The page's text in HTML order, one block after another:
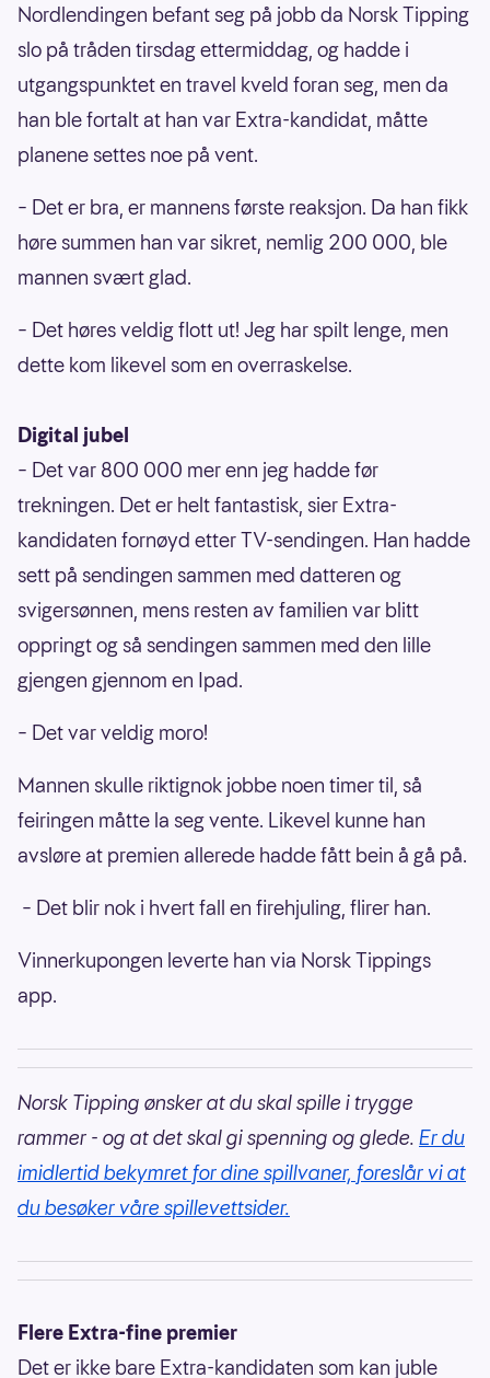
Nordlendingen befant seg på jobb da Norsk Tipping
slo på tråden tirsdag ettermiddag, og hadde i
utgangspunktet en travel kveld foran seg, men da
han ble fortalt at han var Extra-kandidat, måtte
planene settes noe på vent.
– Det er bra, er mannens første reaksjon. Da han fikk
høre summen han var sikret, nemlig 200 000, ble
mannen svært glad.
– Det høres veldig flott ut! Jeg har spilt lenge, men
dette kom likevel som en overraskelse.
Digital jubel
– Det var 800 000 mer enn jeg hadde før
trekningen. Det er helt fantastisk, sier Extra-
kandidaten fornøyd etter TV-sendingen. Han hadde
sett på sendingen sammen med datteren og
svigersønnen, mens resten av familien var blitt
oppringt og så sendingen sammen med den lille
gjengen gjennom en Ipad.
– Det var veldig moro!
Mannen skulle riktignok jobbe noen timer til, så
feiringen måtte la seg vente. Likevel kunne han
avsløre at premien allerede hadde fått bein å gå på.
– Det blir nok i hvert fall en firehjuling, flirer han.
Vinnerkupongen leverte han via Norsk Tippings
app.
Norsk Tipping ønsker at du skal spille i trygge
rammer - og at det skal gi spenning og glede. Er du
imidlertid bekymret for dine spillvaner, foreslår vi at
du besøker våre spillevettsider.
Flere Extra-fine premier
Det er ikke bare Extra-kandidaten som kan juble